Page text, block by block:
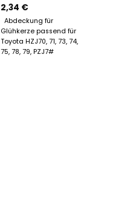
2,34 €
Abdeckung für
Glühkerze passend für
Toyota HZJ70, 71, 73, 74,
75, 78, 79, PZJ7#